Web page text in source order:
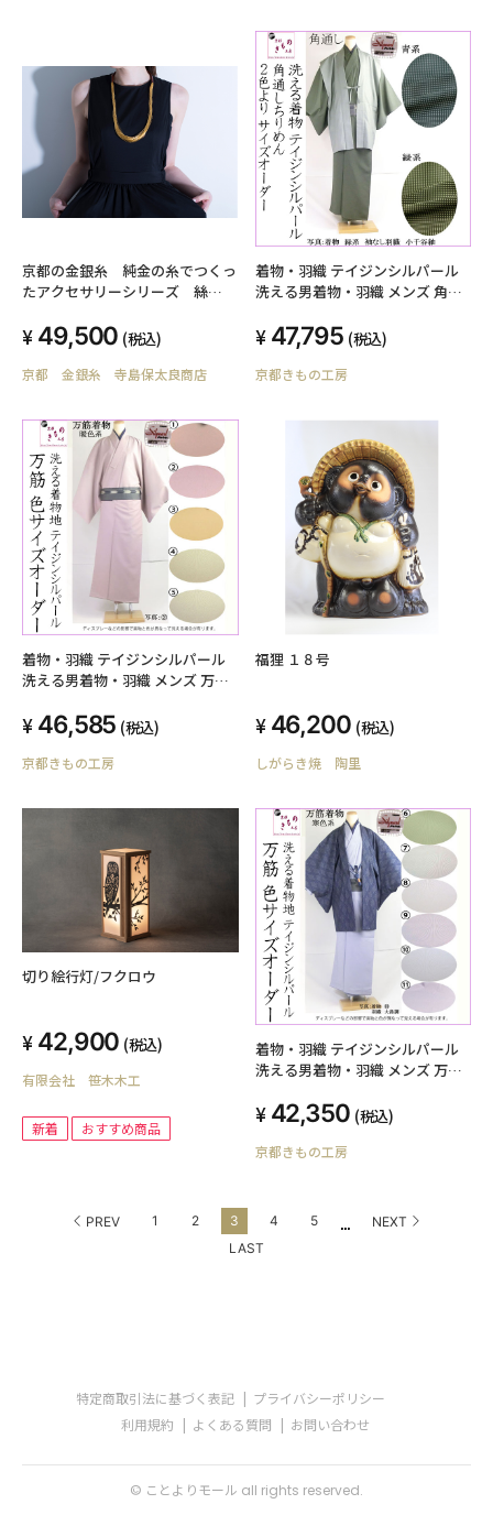
京都の金銀糸 純金の糸でつくっ
たアクセサリーシリーズ 絲
49,500 (税込)
京都 金銀糸 寺島保太良商店
着物・羽織 テイジンシルパール
洗える男着物・羽織 メンズ 角通
仕立 オーダーメイド
47,795 (税込)
京都きもの工房
着物・羽織 テイジンシルパール
洗える男着物・羽織 メンズ 万筋
立 オーダーメイド
46,585 (税込)
京都きもの工房
福狸 １８号
46,200 (税込)
しがらき焼 陶里
切り絵行灯/フクロウ
42,900 (税込)
有限会社 笹木木工
新着 おすすめ商品
着物・羽織 テイジンシルパール
洗える男着物・羽織 メンズ 万筋
立 オーダーメイド
42,350 (税込)
京都きもの工房
PREV 1 2 3 4 5 ...
NEXT
LAST
特定商取引法に基づく表記
プライバシーポリシー
利用規約
よくある質問 お問い合わせ
© ことよりモール all rights reserved.